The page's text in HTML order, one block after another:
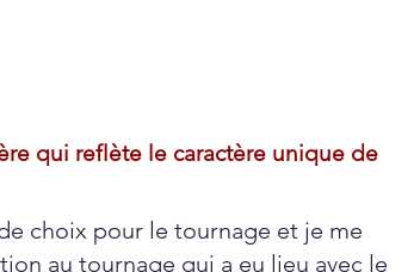
qui reflète le caractère unique de
choix pour le tournage et je me
au tournage qui a eu lieu avec le